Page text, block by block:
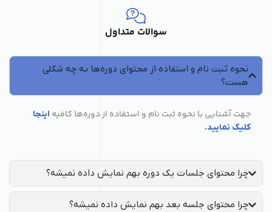
سوالات متداول
نحوه ثبت نام و استفاده از محتوای دوره‌ها به چه شکلی
هست؟
جهت آشنایی با نحوه ثبت نام و استفاده از دوره‌ها کافیهاینجا
کلیک نمایید.
چرا محتوای جلسات یک دوره بهم نمایش داده نمیشه؟
چرا محتوای جلسه بعد بهم نمایش داده نمیشه؟